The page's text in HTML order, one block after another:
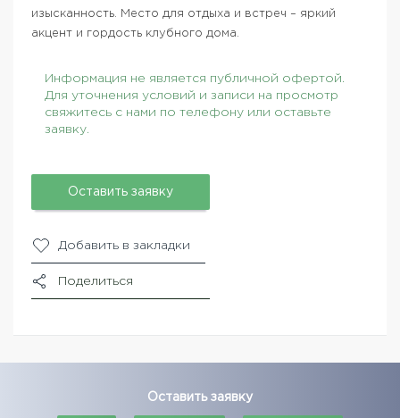
изысканность. Место для отдыха и встреч – яркий
акцент и гордость клубного дома.
Информация не является публичной офертой.
Для уточнения условий и записи на просмотр
свяжитесь с нами по телефону или оставьте
заявку.
Оставить заявку
Добавить в закладки
Поделиться
Оставить заявку